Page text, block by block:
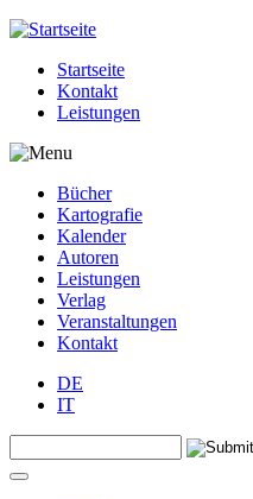
Jump to navigation
Startseite
Kontakt
Leistungen
Bücher
Kartografie
Kalender
Autoren
Leistungen
Verlag
Veranstaltungen
Kontakt
DE
IT
Suchformular